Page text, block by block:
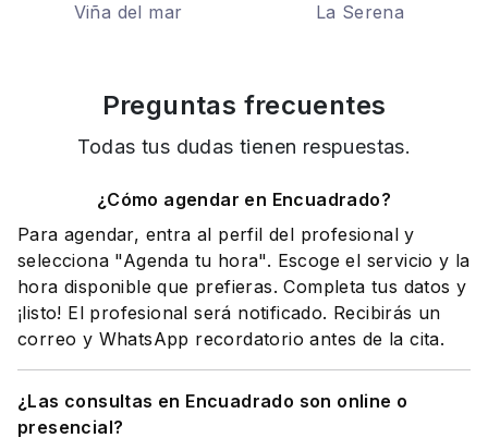
Viña del mar
La Serena
Preguntas frecuentes
Todas tus dudas tienen respuestas.
¿Cómo agendar en Encuadrado?
Para agendar, entra al perfil del profesional y
selecciona "Agenda tu hora". Escoge el servicio y la
hora disponible que prefieras. Completa tus datos y
¡listo! El profesional será notificado. Recibirás un
correo y WhatsApp recordatorio antes de la cita.
¿Las consultas en Encuadrado son online o
presencial?